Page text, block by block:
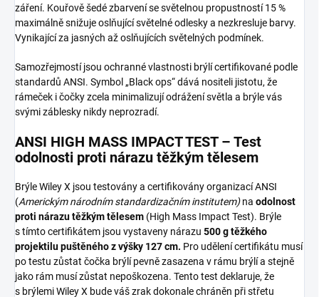
záření. Kouřově šedé zbarvení se světelnou propustností 15 %
maximálně snižuje oslňující světelné odlesky a nezkresluje barvy.
Vynikající za jasných až oslňujících světelných podmínek.
Samozřejmostí jsou ochranné vlastnosti brýlí certifikované podle
standardů ANSI. Symbol „Black ops“ dává nositeli jistotu, že
rámeček i čočky zcela minimalizují odrážení světla a brýle vás
svými záblesky nikdy neprozradí.
ANSI HIGH MASS IMPACT TEST – Test
odolnosti proti nárazu těžkým tělesem
Brýle Wiley X jsou testovány a certifikovány organizací ANSI
(Americkým národním standardizačním institutem)na odolnost
proti nárazu těžkým tělesem (High Mass Impact Test). Brýle
s tímto certifikátem jsou vystaveny nárazu 500 g těžkého
projektilu puštěného z výšky 127 cm. Pro udělení certifikátu musí
po testu zůstat čočka brýlí pevně zasazena v rámu brýlí a stejně
jako rám musí zůstat nepoškozena. Tento test deklaruje, že
s brýlemi Wiley X bude váš zrak dokonale chráněn při střetu